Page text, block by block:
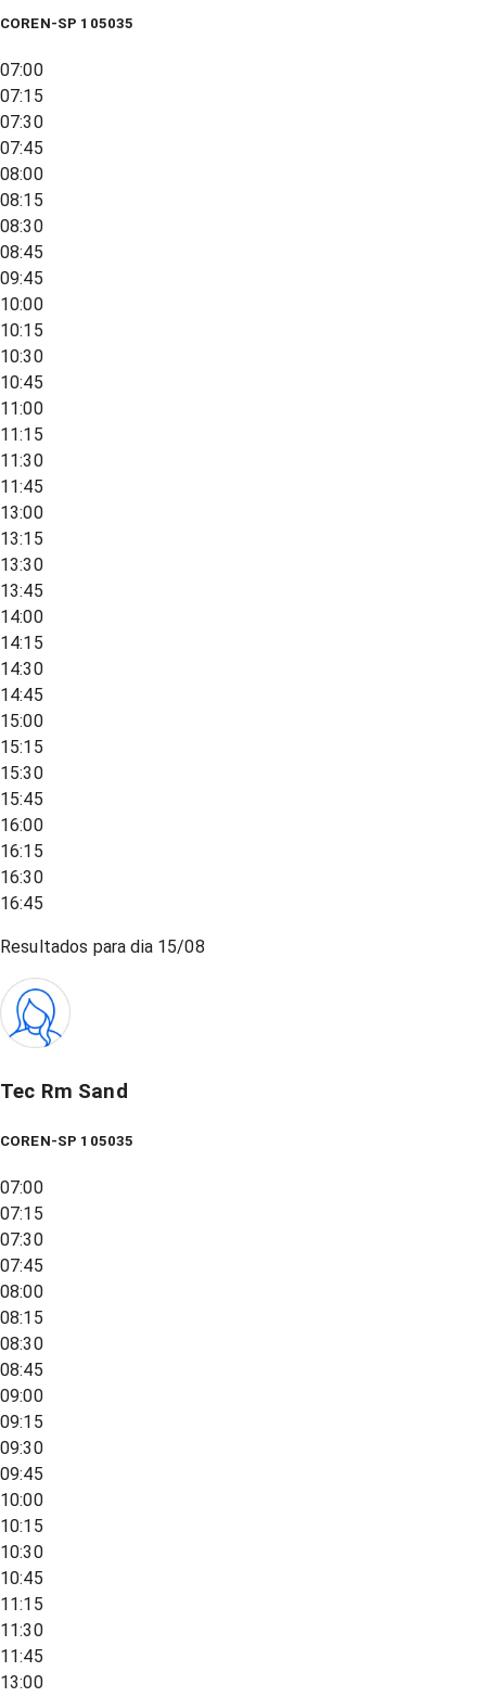
COREN-SP 105035
07:00
07:15
07:30
07:45
08:00
08:15
08:30
08:45
09:45
10:00
10:15
10:30
10:45
11:00
11:15
11:30
11:45
13:00
13:15
13:30
13:45
14:00
14:15
14:30
14:45
15:00
15:15
15:30
15:45
16:00
16:15
16:30
16:45
Resultados para dia 15/08
Tec Rm Sand
COREN-SP 105035
07:00
07:15
07:30
07:45
08:00
08:15
08:30
08:45
09:00
09:15
09:30
09:45
10:00
10:15
10:30
10:45
11:15
11:30
11:45
13:00